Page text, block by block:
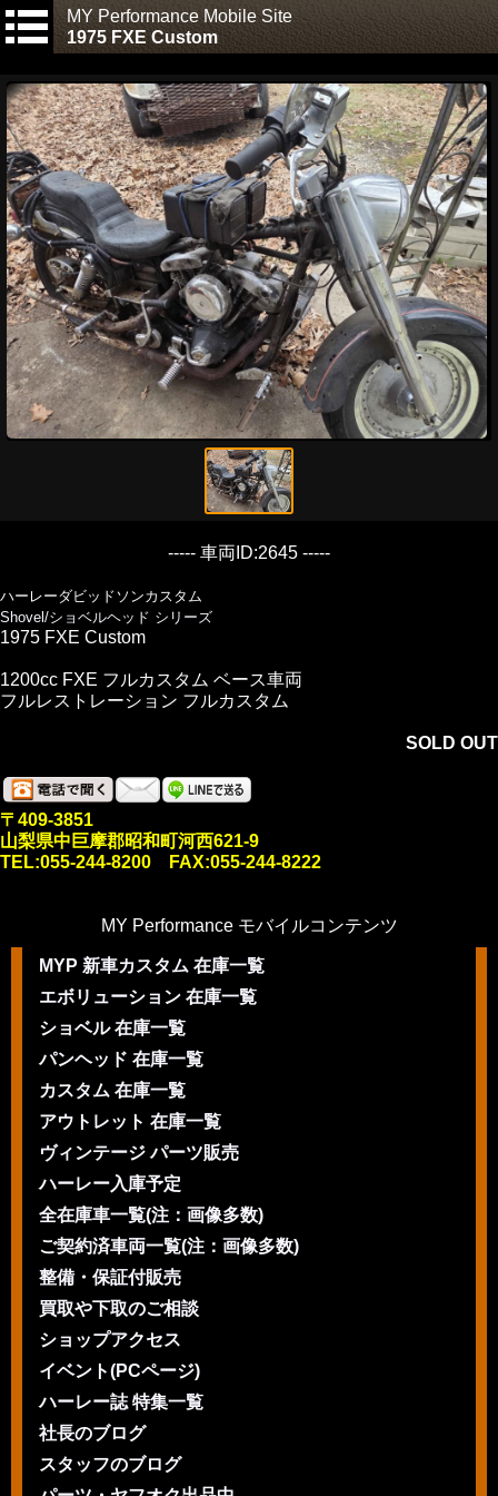
MY Performance Mobile Site
1975 FXE Custom
----- 車両ID:2645 -----
ハーレーダビッドソンカスタム
Shovel/ショベルヘッド シリーズ
1975 FXE Custom
1200cc FXE フルカスタム ベース車両
フルレストレーション フルカスタム
SOLD OUT
〒409-3851
山梨県中巨摩郡昭和町河西621-9
TEL:055-244-8200 FAX:055-244-8222
MY Performance モバイルコンテンツ
MYP 新車カスタム 在庫一覧
エボリューション 在庫一覧
ショベル 在庫一覧
パンヘッド 在庫一覧
カスタム 在庫一覧
アウトレット 在庫一覧
ヴィンテージ パーツ販売
ハーレー入庫予定
全在庫車一覧(注：画像多数)
ご契約済車両一覧(注：画像多数)
整備・保証付販売
買取や下取のご相談
ショップアクセス
イベント(PCページ)
ハーレー誌 特集一覧
社長のブログ
スタッフのブログ